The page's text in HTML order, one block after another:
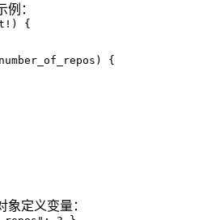
：
{
{
定义变量：